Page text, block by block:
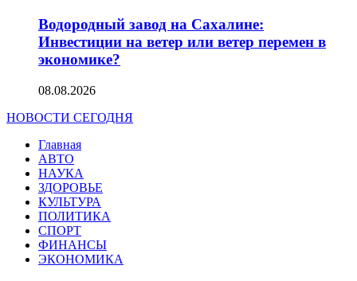
Водородный завод на Сахалине:
Инвестиции на ветер или ветер перемен в
экономике?
08.08.2026
НОВОСТИ СЕГОДНЯ
Главная
АВТО
НАУКА
ЗДОРОВЬЕ
КУЛЬТУРА
ПОЛИТИКА
СПОРТ
ФИНАНСЫ
ЭКОНОМИКА